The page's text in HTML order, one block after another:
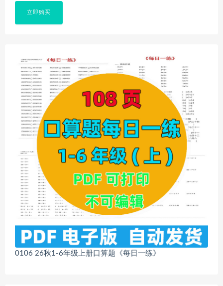
立即购买
0106 26秋1-6年级上册口算题《每日一练》